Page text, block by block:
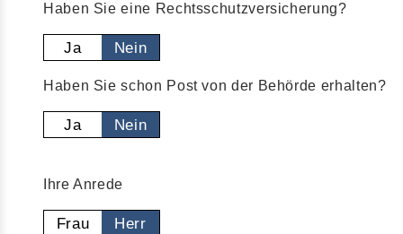
Haben Sie eine Rechtsschutzversicherung?
Ja Nein
Haben Sie schon Post von der Behörde erhalten?
Ja Nein
Ihre Anrede
Frau Herr